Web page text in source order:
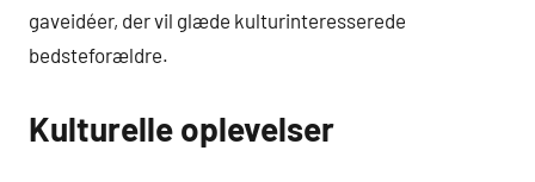
gaveidéer, der vil glæde kulturinteresserede
bedsteforældre.
Kulturelle oplevelser